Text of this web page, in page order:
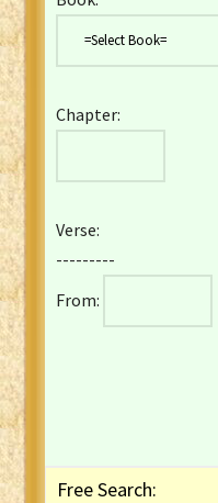
English YLT 1898 Bible
French Darby Bible
French Louis Segond Bible
Gaelic (Manx) Selections
Gaelic (Scottish) Mark
Chapter:
Verse:
---------
From:
Free Search: